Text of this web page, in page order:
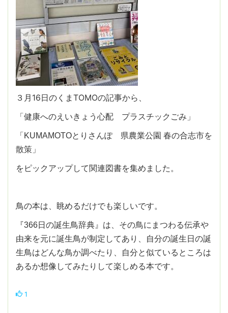
３月16日のくまTOMOの記事から、
「健康へのえいきょう心配 プラスチックごみ」
「KUMAMOTOとりさんぽ 県農業公園 春の合志市を
散策」
をピックアップして関連図書を集めました。
鳥の本は、眺めるだけでも楽しいです。
『366日の誕生鳥辞典』は、その鳥にまつわる伝承や
由来を元に誕生鳥が制定してあり、自分の誕生日の誕
生鳥はどんな鳥か調べたり、自分と似ているところは
あるか想像してみたりして楽しめる本です。
1